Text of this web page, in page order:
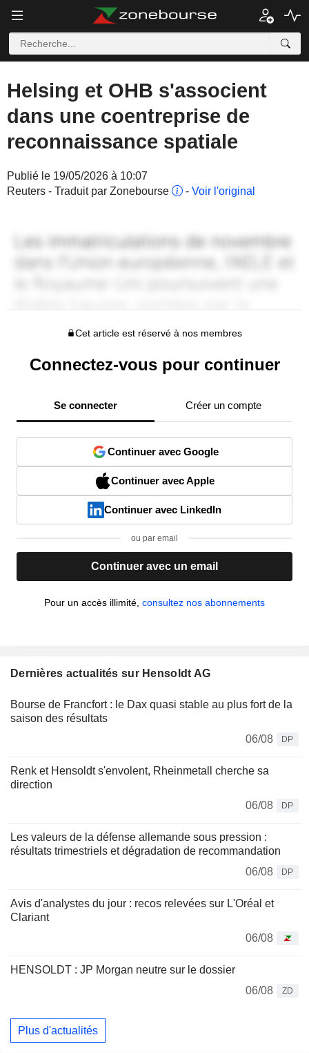
Helsing et OHB s'associent
dans une coentreprise de
reconnaissance spatiale
Publié le 19/05/2026 à 10:07
Reuters - Traduit par Zonebourse
- Voir l'original
Cet article est réservé à nos membres
Connectez-vous pour continuer
Se connecter Créer un compte
Continuer avec Google
Continuer avec Apple
Continuer avec LinkedIn
ou par email
Continuer avec un email
Pour un accès illimité, consultez nos abonnements
Dernières actualités sur Hensoldt AG
Bourse de Francfort : le Dax quasi stable au plus fort de la
saison des résultats
06/08
DP
Renk et Hensoldt s'envolent, Rheinmetall cherche sa
direction
06/08
DP
Les valeurs de la défense allemande sous pression :
résultats trimestriels et dégradation de recommandation
06/08
DP
Avis d'analystes du jour : recos relevées sur L'Oréal et
Clariant
06/08
HENSOLDT : JP Morgan neutre sur le dossier
06/08
ZD
Plus d'actualités